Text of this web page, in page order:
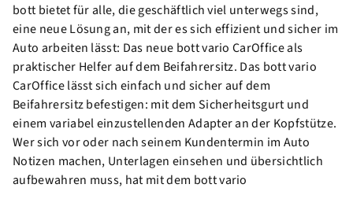
bott bietet für alle, die geschäftlich viel unterwegs sind,
eine neue Lösung an, mit der es sich effizient und sicher im
Auto arbeiten lässt: Das neue bott vario CarOffice als
praktischer Helfer auf dem Beifahrersitz. Das bott vario
CarOffice lässt sich einfach und sicher auf dem
Beifahrersitz befestigen: mit dem Sicherheitsgurt und
einem variabel einzustellenden Adapter an der Kopfstütze.
Wer sich vor oder nach seinem Kundentermin im Auto
Notizen machen, Unterlagen einsehen und übersichtlich
aufbewahren muss, hat mit dem bott vario